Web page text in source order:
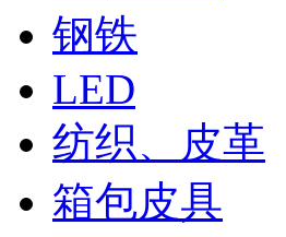
钢铁
LED
纺织、皮革
箱包皮具